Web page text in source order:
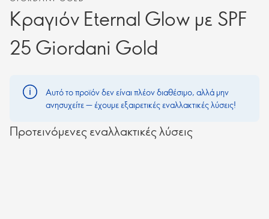
Kραγιόν Eternal Glow με SPF
25 Giordani Gold
Αυτό το προϊόν δεν είναι πλέον διαθέσιμο, αλλά μην
ανησυχείτε — έχουμε εξαιρετικές εναλλακτικές λύσεις!
Προτεινόμενες εναλλακτικές λύσεις